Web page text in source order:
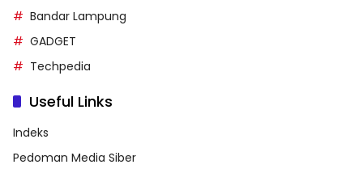
Bandar Lampung
GADGET
Techpedia
Useful Links
Indeks
Pedoman Media Siber